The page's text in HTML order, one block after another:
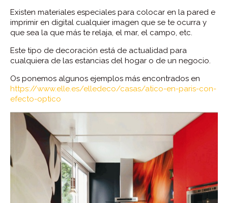
Existen materiales especiales para colocar en la pared e
imprimir en digital cualquier imagen que se te ocurra y
que sea la que más te relaja, el mar, el campo, etc.
Este tipo de decoración está de actualidad para
cualquiera de las estancias del hogar o de un negocio.
Os ponemos algunos ejemplos más encontrados en
https://www.elle.es/elledeco/casas/atico-en-paris-con-
efecto-optico